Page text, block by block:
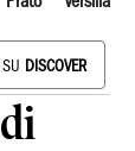
SU DISCOVER